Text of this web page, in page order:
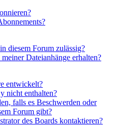
diesem Forum zulässig?
Dateianhänge erhalten?
entwickelt?
nicht enthalten?
falls es Beschwerden oder
Forum gibt?
des Boards kontaktieren?